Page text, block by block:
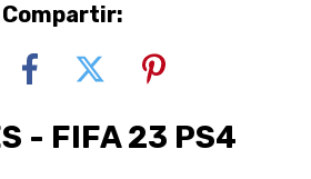
Compartir:
- FIFA 23 PS4